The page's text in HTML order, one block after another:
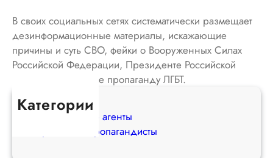
В своих социальных сетях систематически размещает
дезинформационные материалы, искажающие
причины и суть СВО, фейки о Вооруженных Силах
Российской Федерации, Президенте Российской
Федерации, а также пропаганду ЛГБТ.
Категории
Иностранные агенты
Вражеские пропагандисты